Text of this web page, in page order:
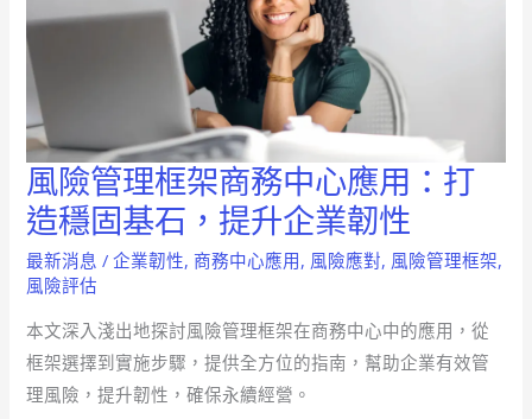
風險管理框架商務中心應用：打
造穩固基石，提升企業韌性
最新消息 /企業韌性, 商務中心應用, 風險應對, 風險管理框架,
風險評估
本文深入淺出地探討風險管理框架在商務中心中的應用，從
框架選擇到實施步驟，提供全方位的指南，幫助企業有效管
理風險，提升韌性，確保永續經營。
風
險
管
理
架
商
務